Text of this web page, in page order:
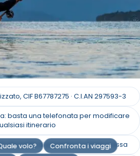
Argentina da
Aires
Partite per i diversi tour
partendo dalla capitale.
volo?
Confronta i viaggi
CIF B67787275 · C.I.AN 297593-3
basta una telefonata per modificare
itinerario
da parte di persone in carne e ossa